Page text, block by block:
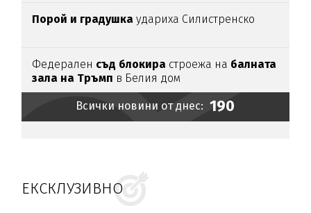
Порой и градушка удариха Силистренско
Федерален съд блокира строежа на балната
зала на Тръмп в Белия дом
Всички новини от днес: 190
ЕКСКЛУЗИВНО